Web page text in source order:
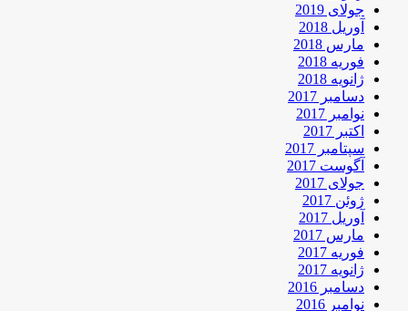
جولای 2019
آوریل 2018
مارس 2018
فوریه 2018
ژانویه 2018
دسامبر 2017
نوامبر 2017
اکتبر 2017
سپتامبر 2017
آگوست 2017
جولای 2017
ژوئن 2017
آوریل 2017
مارس 2017
فوریه 2017
ژانویه 2017
دسامبر 2016
نوامبر 2016